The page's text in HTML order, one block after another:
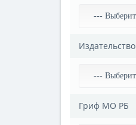
Издательство
Гриф МО РБ